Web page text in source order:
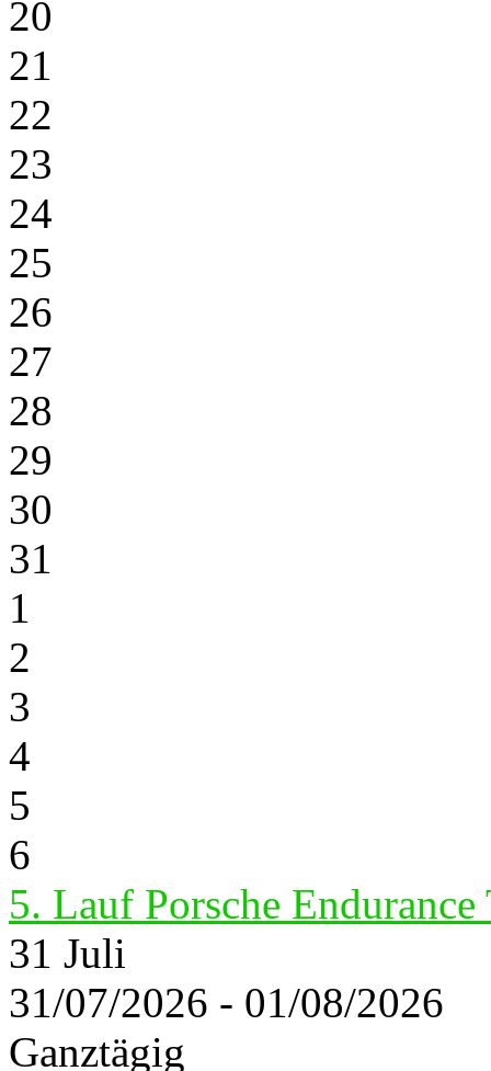
20
21
22
23
24
25
26
27
28
29
30
31
1
2
3
4
5
6
5. Lauf Porsche
31 Juli
31/07/2026 - 01/08/2026
Ganztägig